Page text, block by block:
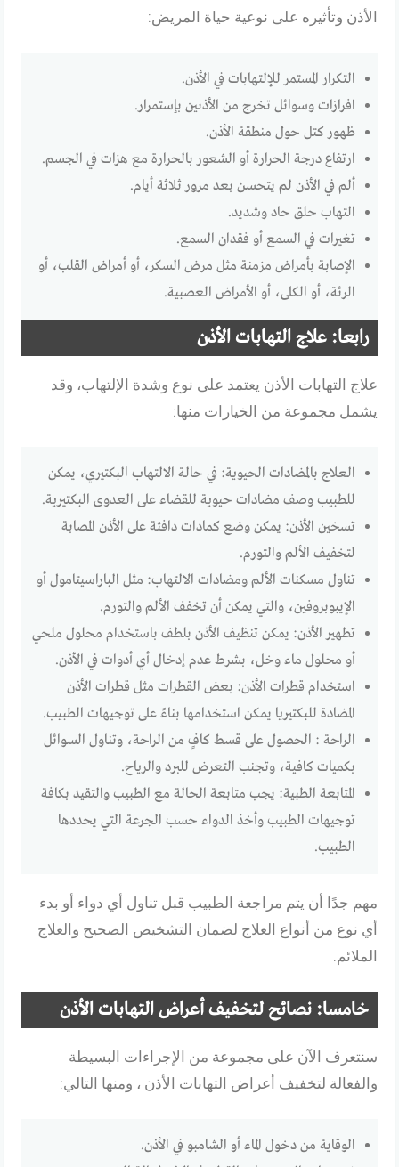
الأذن وتأثيره على نوعية حياة المريض:
التكرار المستمر للإلتهابات في الأذن.
افرازات وسوائل تخرج من الأذنين بإستمرار.
ظهور كتل حول منطقة الأذن.
ارتفاع درجة الحرارة أو الشعور بالحرارة مع هزات في الجسم.
ألم في الأذن لم يتحسن بعد مرور ثلاثة أيام.
التهاب حلق حاد وشديد.
تغيرات في السمع أو فقدان السمع.
الإصابة بأمراض مزمنة مثل مرض السكر، أو أمراض القلب، أو
الرئة، أو الكلى، أو الأمراض العصبية.
رابعا: علاج التهابات الأذن
علاج التهابات الأذن يعتمد على نوع وشدة الإلتهاب، وقد
يشمل مجموعة من الخيارات منها:
العلاج بالمضادات الحيوية: في حالة الالتهاب البكتيري، يمكن
للطبيب وصف مضادات حيوية للقضاء على العدوى البكتيرية.
تسخين الأذن: يمكن وضع كمادات دافئة على الأذن المصابة
لتخفيف الألم والتورم.
تناول مسكنات الألم ومضادات الالتهاب: مثل الباراسيتامول أو
الإيبوبروفين، والتي يمكن أن تخفف الألم والتورم.
تطهير الأذن: يمكن تنظيف الأذن بلطف باستخدام محلول ملحي
أو محلول ماء وخل، بشرط عدم إدخال أي أدوات في الأذن.
استخدام قطرات الأذن: بعض القطرات مثل قطرات الأذن
المضادة للبكتيريا يمكن استخدامها بناءً على توجيهات الطبيب.
الراحة : الحصول على قسط كافٍ من الراحة، وتناول السوائل
بكميات كافية، وتجنب التعرض للبرد والرياح.
المتابعة الطبية: يجب متابعة الحالة مع الطبيب والتقيد بكافة
توجيهات الطبيب وأخذ الدواء حسب الجرعة التي يحددها
الطبيب.
مهم جدًا أن يتم مراجعة الطبيب قبل تناول أي دواء أو بدء
أي نوع من أنواع العلاج لضمان التشخيص الصحيح والعلاج
الملائم.
خامسا: نصائح لتخفيف أعراض التهابات الأذن
سنتعرف الآن على مجموعة من الإجراءات البسيطة
والفعالة لتخفيف أعراض التهابات الأذن ، ومنها التالي:
الوقاية من دخول الماء أو الشامبو في الأذن.